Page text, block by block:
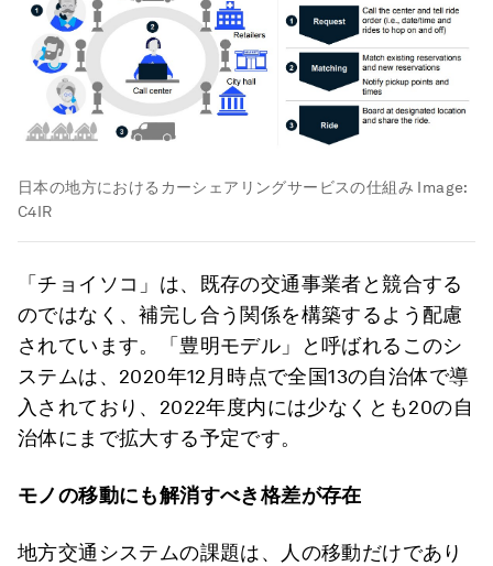
日本の地方におけるカーシェアリングサービスの仕組み Image:
C4IR
「チョイソコ」は、既存の交通事業者と競合する
のではなく、補完し合う関係を構築するよう配慮
されています。「豊明モデル」と呼ばれるこのシ
ステムは、2020年12月時点で全国13の自治体で導
入されており、2022年度内には少なくとも20の自
治体にまで拡大する予定です。
モノの移動にも解消すべき格差が存在
地方交通システムの課題は、人の移動だけであり